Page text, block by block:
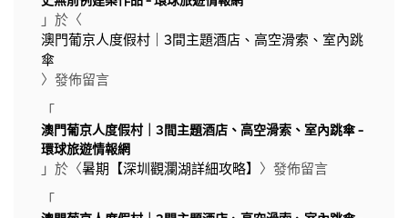
」於〈
澳門葡京人度假村｜3間主題酒店、高空滑索、室內跳
傘
〉發佈留言
「
澳門葡京人度假村｜3間主題酒店、高空滑索、室內跳傘 -
環球旅遊情報網
」於〈暑期【深圳觀瀾湖詳細攻略】 〉發佈留言
「